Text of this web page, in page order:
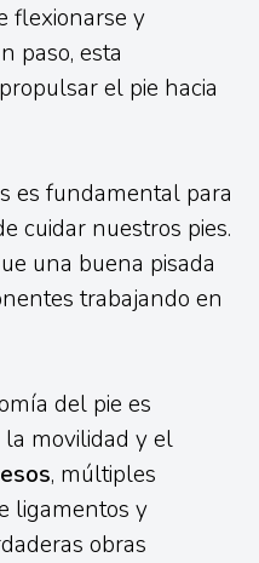
flexionarse y
paso, esta
el pie hacia
es fundamental para
cuidar nuestros pies.
una buena pisada
trabajando en
del pie es
movilidad y el
, múltiples
ligamentos y
obras